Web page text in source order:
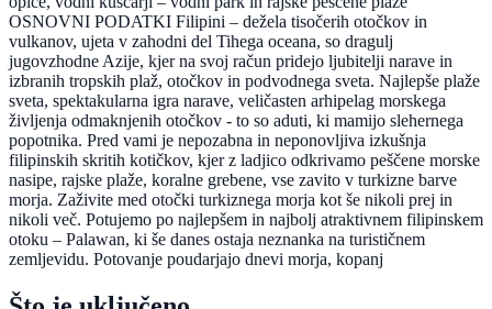
OSNOVNI PODATKI Filipini – dežela tisočerih otočkov in
vulkanov, ujeta v zahodni del Tihega oceana, so dragulj
jugovzhodne Azije, kjer na svoj račun pridejo ljubitelji narave in
izbranih tropskih plaž, otočkov in podvodnega sveta. Najlepše plaže
sveta, spektakularna igra narave, veličasten arhipelag morskega
življenja odmaknjenih otočkov - to so aduti, ki mamijo slehernega
popotnika. Pred vami je nepozabna in neponovljiva izkušnja
filipinskih skritih kotičkov, kjer z ladjico odkrivamo peščene morske
nasipe, rajske plaže, koralne grebene, vse zavito v turkizne barve
morja. Zaživite med otočki turkiznega morja kot še nikoli prej in
nikoli več. Potujemo po najlepšem in najbolj atraktivnem filipinskem
otoku – Palawan, ki še danes ostaja neznanka na turističnem
zemljevidu. Potovanje poudarjajo dnevi morja, kopanj